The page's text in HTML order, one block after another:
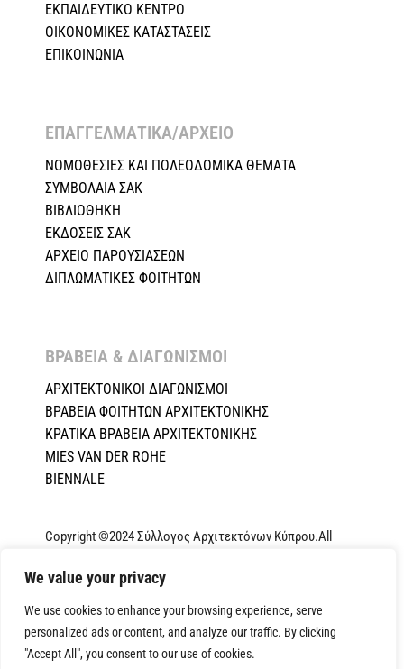
We value your privacy
We use cookies to enhance your browsing experience, serve
personalized ads or content, and analyze our traffic. By clicking
"Accept All", you consent to our use of cookies.
ΕΚΠΑΙΔΕΥΤΙΚΟ ΚΕΝΤΡΟ
ΟΙΚΟΝΟΜΙΚΕΣ ΚΑΤΑΣΤΑΣΕΙΣ
ΕΠΙΚΟΙΝΩΝΙΑ
ΕΠΑΓΓΕΛΜΑΤΙΚΑ/ΑΡΧΕΙΟ ​
ΝΟΜΟΘΕΣΙΕΣ KAI ΠΟΛΕΟΔΟΜΙΚΑ ΘΕΜΑΤΑ
ΣΥΜΒΟΛΑΙΑ ΣΑΚ
ΒΙΒΛΙΟΘΗΚΗ
ΕΚΔΟΣΕΙΣ ΣΑΚ
ΑΡΧΕΙΟ ΠΑΡΟΥΣΙΑΣΕΩΝ
ΔΙΠΛΩΜΑΤΙΚΕΣ ΦΟΙΤΗΤΩΝ
ΒΡΑΒΕΙΑ & ΔΙΑΓΩΝΙΣΜΟΙ ​
ΑΡΧΙΤΕΚΤΟΝΙΚΟΙ ΔΙΑΓΩΝΙΣΜΟΙ
ΒΡΑΒΕΙΑ ΦΟΙΤΗΤΩΝ ΑΡΧΙΤΕΚΤΟΝΙΚΗΣ
ΚΡΑΤΙΚΑ ΒΡΑΒΕΙΑ ΑΡΧΙΤΕΚΤΟΝΙΚΗΣ
MIES VAN DER ROHE
BIENNALE
Copyright ©2024 Σύλλογος Αρχιτεκτόνων Κύπρου.All
Privacy Policy